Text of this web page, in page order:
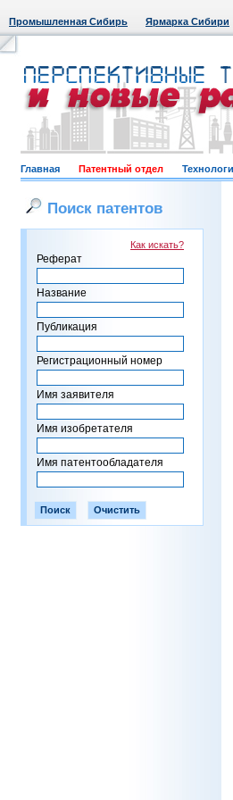
Промышленная Сибирь Ярмарка Сибири
Главная Патентный отдел
Поиск патентов
Как искать?
Реферат
Название
Публикация
Регистрационный номер
Имя заявителя
Имя изобретателя
Имя патентообладателя